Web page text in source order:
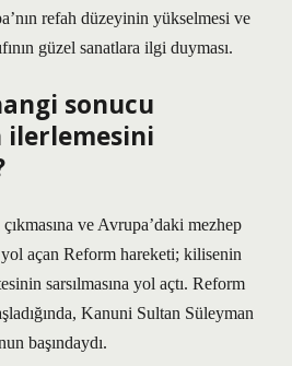
refah düzeyinin yükselmesi ve
güzel sanatlara ilgi duyması.
sonucu
ilerlemesini
ve Avrupa’daki mezhep
açan Reform hareketi; kilisenin
sarsılmasına yol açtı. Reform
Kanuni Sultan Süleyman
başındaydı.